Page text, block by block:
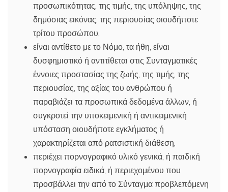
προσωπικότητας, της τιμής, της υπόληψης, της
δημόσιας εικόνας, της περιουσίας οιουδήποτε
τρίτου προσώπου,
είναι αντίθετο με το Νόμο, τα ήθη, είναι
δυσφημιστικό ή αντιτίθεται στις Συνταγματικές
έννοιες προστασίας της ζωής, της τιμής, της
περιουσίας, της αξίας του ανθρώπου ή
παραβιάζει τα προσωπικά δεδομένα άλλων, ή
συγκροτεί την υποκειμενική ή αντικειμενική
υπόσταση οιουδήποτε εγκλήματος ή
χαρακτηρίζεται από ρατσιστική διάθεση,
περιέχει πορνογραφικό υλικό γενικά, ή παιδική
πορνογραφία ειδικά, ή περιεχομένου που
προσβάλλει την από το Σύνταγμα προβλεπόμενη